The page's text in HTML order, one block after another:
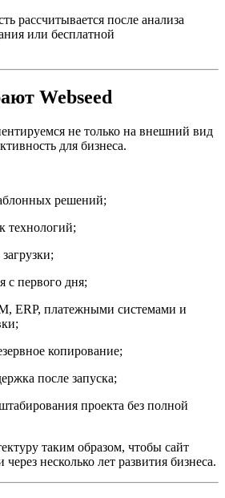
рассчитывается после анализа
или бесплатной
Webseed
не только на внешний вид
для бизнеса.
решений;
технологий;
с первого дня;
ERP, платежными системами и
копирование;
после запуска;
проекта без полной
таким образом, чтобы сайт
несколько лет развития бизнеса.